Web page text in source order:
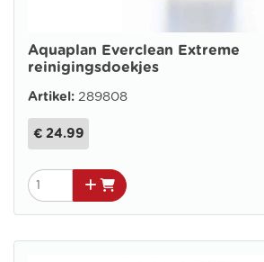
Aquaplan Everclean Extreme
reinigingsdoekjes
Artikel: 289808
€ 24.99